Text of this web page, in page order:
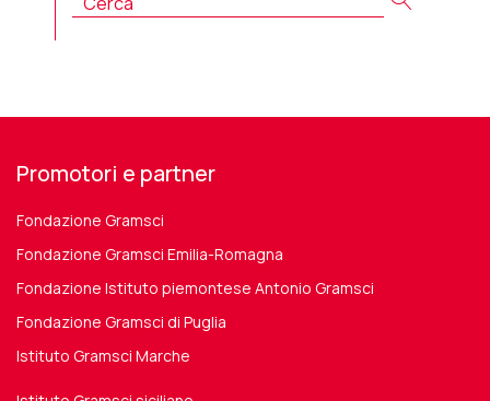
Promotori e partner
Fondazione Gramsci
Fondazione Gramsci Emilia-Romagna
Fondazione Istituto piemontese Antonio Gramsci
Fondazione Gramsci di Puglia
Istituto Gramsci Marche